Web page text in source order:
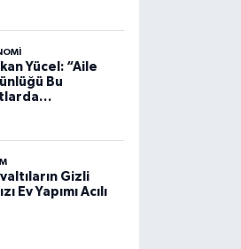
Yücel: “Aile
Bu
Gizli
Ev Yapımı Acılı